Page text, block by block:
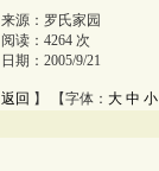
来源： 罗氏家园
阅读： 4264 次
日期： 2005/9/21
返回 】 【字体： 大 中 小